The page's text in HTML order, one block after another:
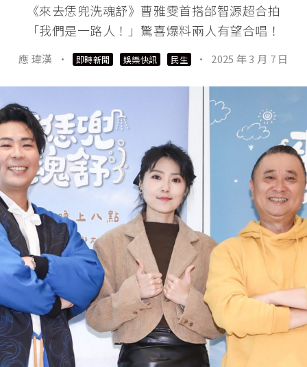
《來去恁兜洗魂舒》曹雅雯首搭邰智源超合拍
「我們是一路人！」驚喜爆料兩人有望合唱！
應 瑋漢 · 即時新聞 娛樂快訊 民生 · 2025 年 3 月 7 日